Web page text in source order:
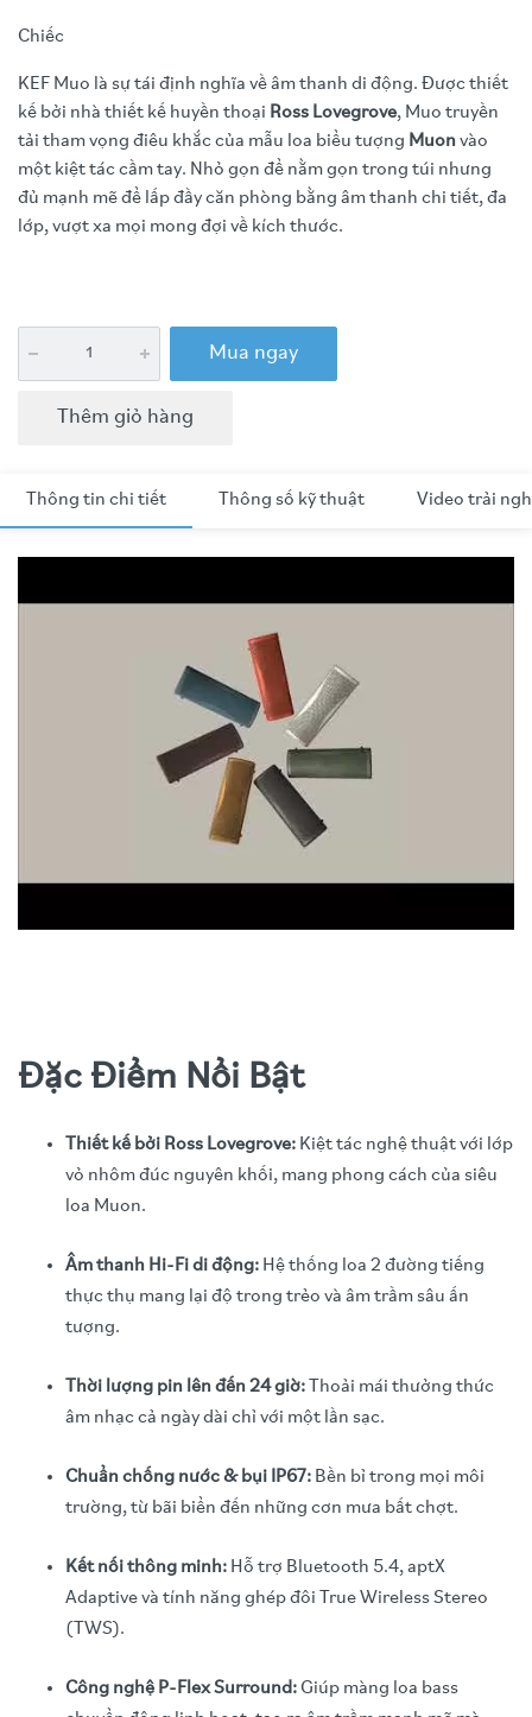
Chiếc
KEF Muo là sự tái định nghĩa về âm thanh di động. Được thiết
kế bởi nhà thiết kế huyền thoại Ross Lovegrove, Muo truyền
tải tham vọng điêu khắc của mẫu loa biểu tượng Muonvào
một kiệt tác cầm tay. Nhỏ gọn để nằm gọn trong túi nhưng
đủ mạnh mẽ để lấp đầy căn phòng bằng âm thanh chi tiết, đa
lớp, vượt xa mọi mong đợi về kích thước.
Mua ngay
Thêm giỏ hàng
Thông tin chi tiết Thông số kỹ thuật Video trải
Đặc Điểm Nổi Bật
Thiết kế bởi Ross Lovegrove: Kiệt tác nghệ thuật với lớp
vỏ nhôm đúc nguyên khối, mang phong cách của siêu
loa Muon.
Âm thanh Hi-Fi di động: Hệ thống loa 2 đường tiếng
thực thụ mang lại độ trong trẻo và âm trầm sâu ấn
tượng.
Thời lượng pin lên đến 24 giờ:Thoải mái thưởng thức
âm nhạc cả ngày dài chỉ với một lần sạc.
Chuẩn chống nước & bụi IP67: Bền bỉ trong mọi môi
trường, từ bãi biển đến những cơn mưa bất chợt.
Kết nối thông minh: Hỗ trợ Bluetooth 5.4, aptX
Adaptive và tính năng ghép đôi True Wireless Stereo
(TWS).
Công nghệ P-Flex Surround:Giúp màng loa bass